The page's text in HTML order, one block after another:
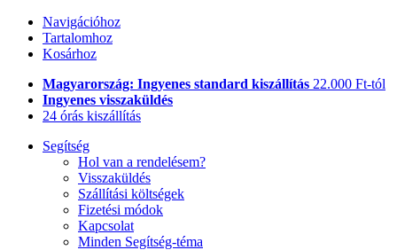
Navigációhoz
Tartalomhoz
Kosárhoz
Magyarország: Ingyenes standard kiszállítás 22.000 Ft-tól
Ingyenes visszaküldés
24 órás kiszállítás
Segítség
Hol van a rendelésem?
Visszaküldés
Szállítási költségek
Fizetési módok
Kapcsolat
Minden Segítség-téma